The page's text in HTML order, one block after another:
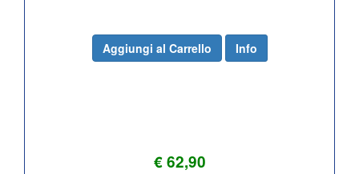
€ 62,90
Aggiungi al Carrello Info